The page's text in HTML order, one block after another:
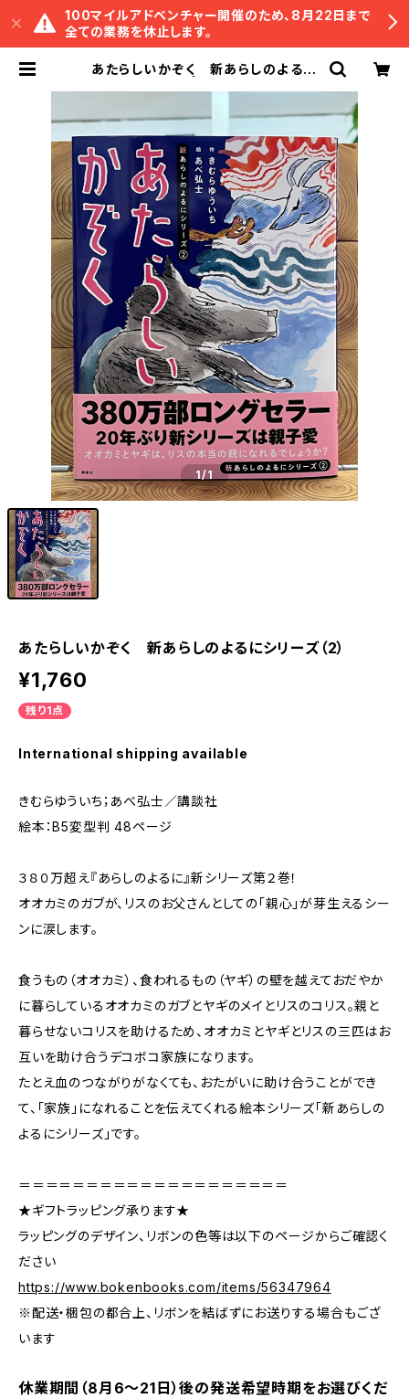
100マイルアドベンチャー開催のため、8月22日まで
全ての業務を休止します。
あたらしいかぞく 新あらしのよるに
1/1
あたらしいかぞく 新あらしのよるにシリーズ（2）
¥1,760
残り1点
International shipping available
きむらゆういち；あべ弘士／講談社
絵本：B5変型判 48ページ
３８０万超え『あらしのよるに』新シリーズ第２巻！
オオカミのガブが、リスのお父さんとしての「親心」が芽生えるシー
ンに涙します。
食うもの（オオカミ）、食われるもの（ヤギ）の壁を越えておだやか
に暮らしているオオカミのガブとヤギのメイとリスのコリス。親と
暮らせないコリスを助けるため、オオカミとヤギとリスの三匹はお
互いを助け合うデコボコ家族になります。
たとえ血のつながりがなくても、おたがいに助け合うことができ
て、「家族」になれることを伝えてくれる絵本シリーズ「新あらしの
よるにシリーズ」です。
＝＝＝＝＝＝＝＝＝＝＝＝＝＝＝＝＝＝＝＝
★ギフトラッピング承ります★
ラッピングのデザイン、リボンの色等は以下のページからご確認く
ださい
https://www.bokenbooks.com/items/56347964
※配送・梱包の都合上、リボンを結ばずにお送りする場合もござ
います
休業期間（8月6〜21日）後の発送希望時期をお選びくだ